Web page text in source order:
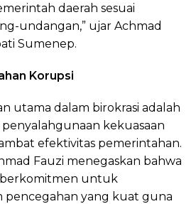
daerah sesuai
undangan,” ujar Achmad
Sumenep.
Korupsi
utama dalam birokrasi adalah
penyalahgunaan kekuasaan
efektivitas pemerintahan.
Fauzi menegaskan bahwa
untuk
pencegahan yang kuat guna